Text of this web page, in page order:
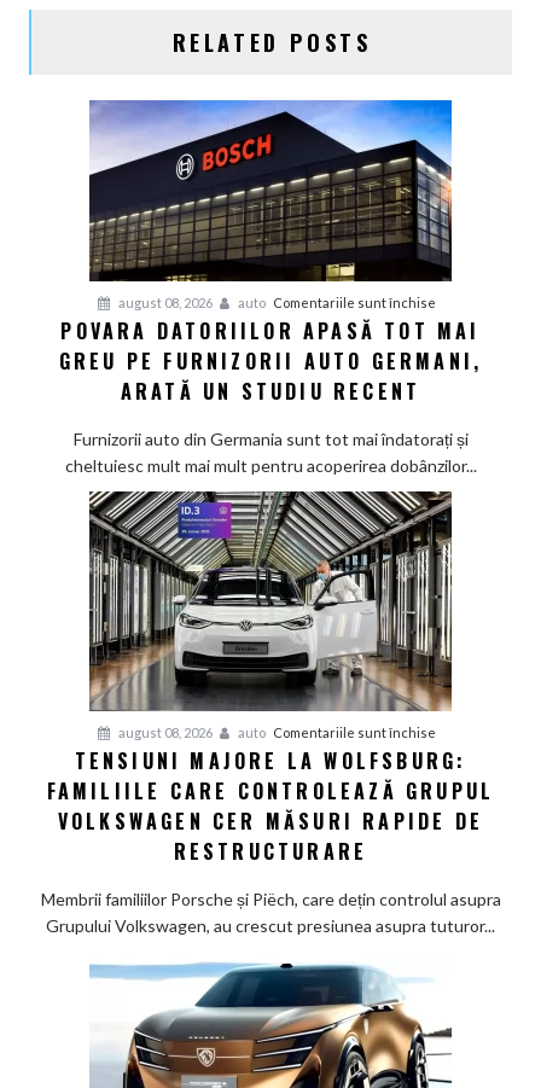
RELATED POSTS
august 08, 2026 auto Comentariile sunt închise
Povara
datoriilor
mai
greu
furnizorii
auto
germani,
arată
un
studiu
recent
POVARA DATORIILOR APASĂ TOT MAI
GREU PE FURNIZORII AUTO GERMANI,
ARATĂ UN STUDIU RECENT
Furnizorii auto din Germania sunt tot mai îndatorați și
cheltuiesc mult mai mult pentru acoperirea dobânzilor...
august 08, 2026 auto Comentariile sunt închise
Tensiuni
majore
la
care
măsuri
rapide
de
TENSIUNI MAJORE LA WOLFSBURG:
FAMILIILE CARE CONTROLEAZĂ GRUPUL
VOLKSWAGEN CER MĂSURI RAPIDE DE
RESTRUCTURARE
Membrii familiilor Porsche și Piëch, care dețin controlul asupra
Grupului Volkswagen, au crescut presiunea asupra tuturor...